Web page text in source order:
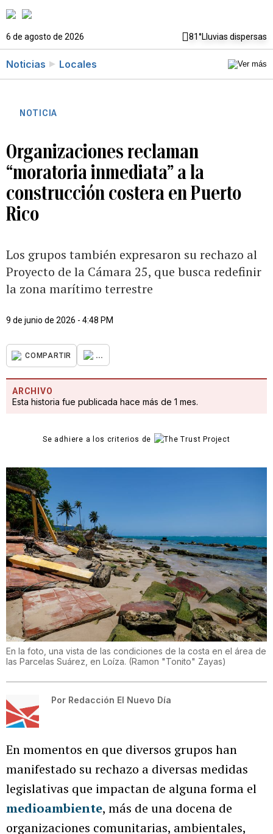
6 de agosto de 2026 81°Lluvias dispersas
Noticias Locales
NOTICIA
Organizaciones reclaman
“moratoria inmediata” a la
construcción costera en Puerto
Rico
Los grupos también expresaron su rechazo al
Proyecto de la Cámara 25, que busca redefinir
la zona marítimo terrestre
9 de junio de 2026 - 4:48 PM
COMPARTIR ...
ARCHIVO
Esta historia fue publicada hace más de 1 mes.
Se adhiere a los criterios de
En la foto, una vista de las condiciones de la costa en el área de
las Parcelas Suárez, en Loíza. (Ramon "Tonito" Zayas)
Por Redacción El Nuevo Día
En momentos en que diversos grupos han
manifestado su rechazo a diversas medidas
legislativas que impactan de alguna forma el
medioambiente, más de una docena de
organizaciones comunitarias, ambientales,